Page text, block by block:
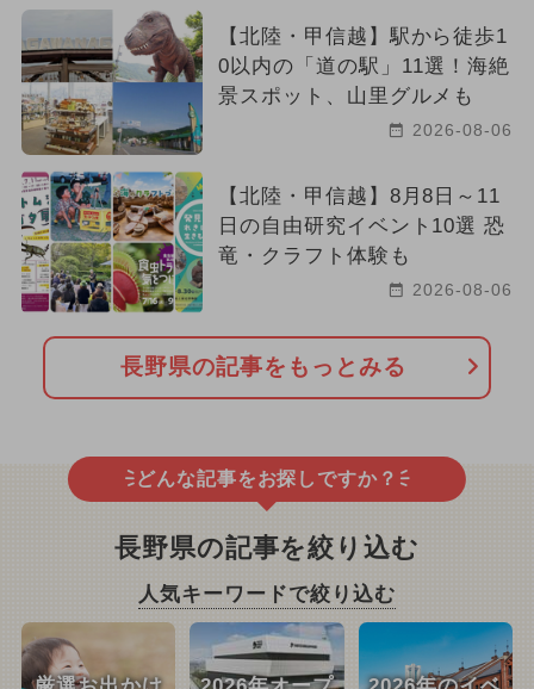
【北陸・甲信越】駅から徒歩1
0以内の「道の駅」11選！海絶
景スポット、山里グルメも
2026-08-06
【北陸・甲信越】8月8日～11
日の自由研究イベント10選 恐
竜・クラフト体験も
2026-08-06
長野県の記事をもっとみる
どんな記事をお探しですか？
長野県の記事を絞り込む
人気キーワードで絞り込む